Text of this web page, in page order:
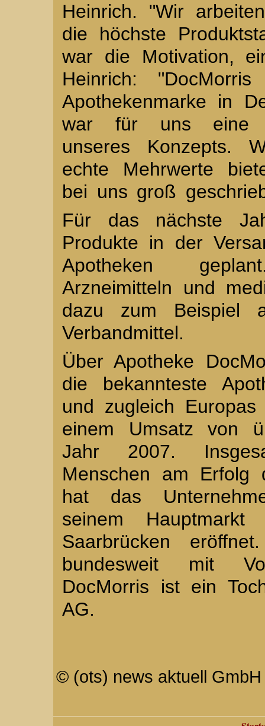
Heinrich. "Wir
die höchste
war die Motivation,
Heinrich:
Apothekenmarke in
war für uns eine
unseres Konzepts.
echte Mehrwerte
bei uns groß
Für das nächste
Produkte in der
Apotheken
Arzneimitteln und
dazu zum Beispiel
Verbandmittel.
Über Apotheke
die bekannteste
und zugleich
einem Umsatz von
Jahr 2007.
Menschen am Erfolg
hat das
seinem
Saarbrücken
bundesweit mit
DocMorris ist ein
AG.
© (ots) news aktuell